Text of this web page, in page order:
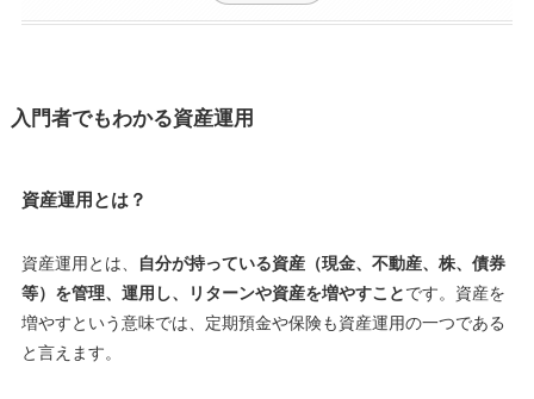
入門者でもわかる資産運用
資産運用とは？
資産運用とは、
自分が持っている資産（現金、不動産、株、債券
等）を管理、運用し、リターンや資産を増やすことです。資産を
増やすという意味では、定期預金や保険も資産運用の一つである
と言えます。